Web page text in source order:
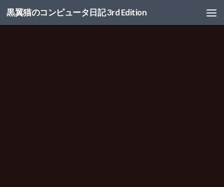
コンテンツへスキップ
黒翼猫のコンピュータ日記 3rd Edition